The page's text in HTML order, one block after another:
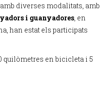
diverses modalitats, amb
i guanyadores, en
han estat els participats
quilòmetres en bicicleta i 5